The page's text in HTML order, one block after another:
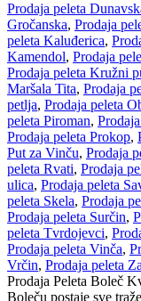
Prodaja peleta
Gročanska, Prodaja
peleta Kaluđerica,
Kamendol, Prodaja
Prodaja peleta Kružni
Maršala Tita, Prodaja
petlja, Prodaja peleta
peleta Piroman,
Prodaja peleta Prokop,
Put za Vinču, Prodaja
peleta Rvati, Prodaja
ulica, Prodaja peleta
peleta Skela, Prodaja
Prodaja peleta Surčin,
peleta Tvrdojevci,
Prodaja peleta Vinča,
Vrčin, Prodaja peleta
Prodaja Peleta Boleč
Boleču postaje sve